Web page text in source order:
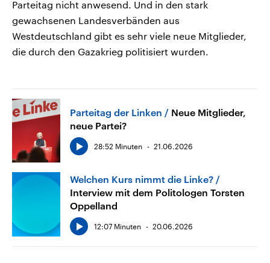
Parteitag nicht anwesend. Und in den stark
gewachsenen Landesverbänden aus
Westdeutschland gibt es sehr viele neue Mitglieder,
die durch den Gazakrieg politisiert wurden.
Parteitag der Linken
Neue Mitglieder,
neue Partei?
28:52 Minuten 21.06.2026
Welchen Kurs nimmt die Linke?
Interview mit dem Politologen Torsten
Oppelland
12:07 Minuten 20.06.2026